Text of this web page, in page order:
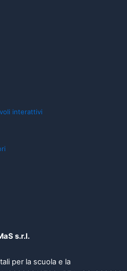
interattivi
s.r.l.
per la scuola e la